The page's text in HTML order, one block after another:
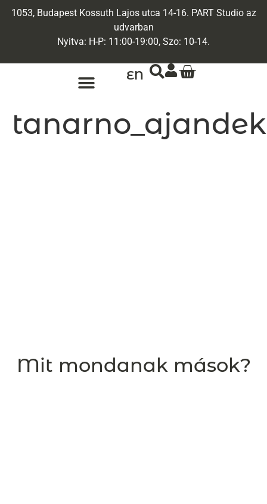
1053, Budapest Kossuth Lajos utca 14-16. PART Studio az
udvarban
Nyitva: H-P: 11:00-19:00, Szo: 10-14.
EN
Mit mondanak mások?